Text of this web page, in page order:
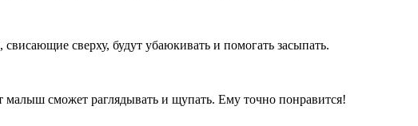
сверху, будут убаюкивать и помогать засыпать.
сможет раглядывать и щупать. Ему точно понравится!